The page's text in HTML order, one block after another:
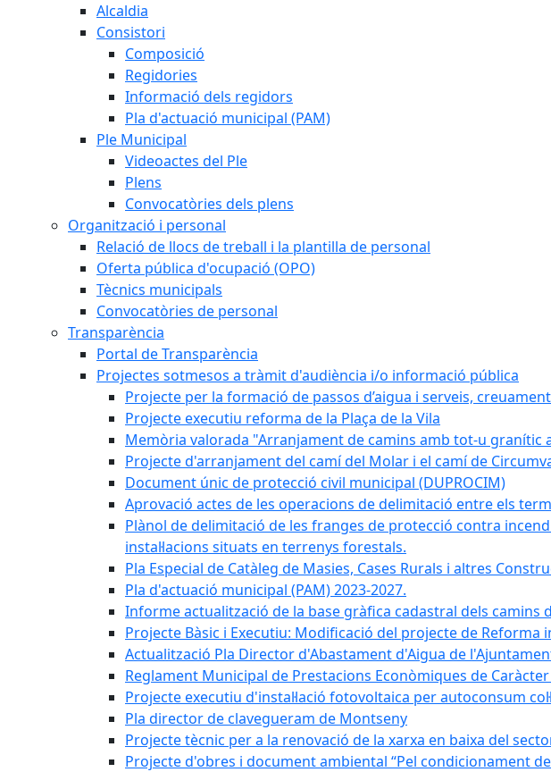
Alcaldia
Consistori
Composició
Regidories
Informació dels regidors
Pla d'actuació municipal (PAM)
Ple Municipal
Videoactes del Ple
Plens
Convocatòries dels plens
Organització i personal
Relació de llocs de treball i la plantilla de personal
Oferta pública d'ocupació (OPO)
Tècnics municipals
Convocatòries de personal
Transparència
Portal de Transparència
Projectes sotmesos a tràmit d'audiència i/o informació pública
Projecte per la formació de passos d’aigua i serveis,
Projecte executiu reforma de la Plaça de la Vila
Memòria valorada "Arranjament de camins amb tot-u granític
Projecte d'arranjament del camí del Molar i el camí de
Document únic de protecció civil municipal (DUPROCIM)
Aprovació actes de les operacions de delimitació entre els
Plànol de delimitació de les franges de protecció contra
instal·lacions situats en terrenys forestals.
Pla Especial de Catàleg de Masies, Cases Rurals i altres
Pla d'actuació municipal (PAM) 2023-2027.
Informe actualització de la base gràfica cadastral dels camins
Projecte Bàsic i Executiu: Modificació del projecte de
Actualització Pla Director d'Abastament d'Aigua de
Reglament Municipal de Prestacions Econòmiques de Caràcter
Projecte executiu d'instal·lació fotovoltaica per autoconsum
Pla director de clavegueram de Montseny
Projecte tècnic per a la renovació de la xarxa en baixa del
Projecte d'obres i document ambiental “Pel condicionament